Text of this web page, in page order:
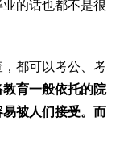
的话也都不是很
都可以考公、考
教育一般依托的院
被人们接受。而